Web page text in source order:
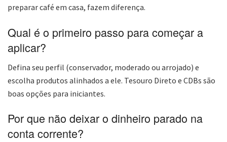
preparar café em casa, fazem diferença.
Qual é o primeiro passo para começar a
aplicar?
Defina seu perfil (conservador, moderado ou arrojado) e
escolha produtos alinhados a ele. Tesouro Direto e CDBs são
boas opções para iniciantes.
Por que não deixar o dinheiro parado na
conta corrente?